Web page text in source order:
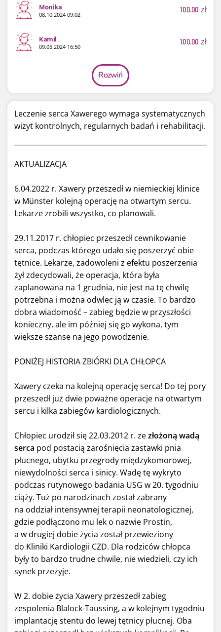
Monika
08.10.2024 09:02 100.00 zł
Kamil
09.05.2024 16:50 100.00 zł
Rozwiń
Leczenie serca Xawerego wymaga systematycznych
wizyt kontrolnych, regularnych badań i rehabilitacji.
AKTUALIZACJA
6.04.2022 r. Xawery przeszedł w niemieckiej klinice
w Münster kolejną operację na otwartym sercu.
Lekarze zrobili wszystko, co planowali.
29.11.2017 r. chłopiec przeszedł cewnikowanie
serca, podczas którego udało się poszerzyć obie
tętnice. Lekarze, zadowoleni z efektu poszerzenia
żył zdecydowali, że operacja, która była
zaplanowana na 1 grudnia, nie jest na tę chwilę
potrzebna i można odwlec ją w czasie. To bardzo
dobra wiadomość – zabieg będzie w przyszłości
konieczny, ale im później się go wykona, tym
większe szanse na jego powodzenie.
PONIŻEJ HISTORIA ZBIÓRKI DLA CHŁOPCA
Xawery czeka na kolejną operację serca! Do tej pory
przeszedł już dwie poważne operacje na otwartym
sercu i kilka zabiegów kardiologicznych.
Chłopiec urodził się 22.03.2012 r. zezłożoną wadą
serca pod postacią zarośnięcia zastawki pnia
płucnego, ubytku przegrody międzykomorowej,
niewydolności serca i sinicy. Wadę tę wykryto
podczas rutynowego badania USG w 20. tygodniu
ciąży. Tuż po narodzinach został zabrany
na oddział intensywnej terapii neonatologicznej,
gdzie podłączono mu lek o nazwie Prostin,
a w drugiej dobie życia został przewieziony
do Kliniki Kardiologii CZD. Dla rodziców chłopca
były to bardzo trudne chwile, nie wiedzieli, czy ich
synek przeżyje.
W 2. dobie życia Xawery przeszedł zabieg
zespolenia Blalock-Taussing, a w kolejnym tygodniu
implantację stentu do lewej tętnicy płucnej. Oba